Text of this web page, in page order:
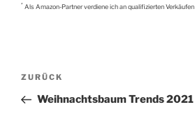
* Als Amazon-Partner verdiene ich an qualifizierten Verkäufen
Beitragsnavigation
Vorheriger
Beitrag
ZURÜCK
Weihnachtsbaum Trends 2021